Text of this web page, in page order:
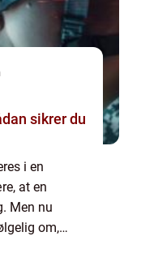
sikrer du
i en
at en
Men nu
om,